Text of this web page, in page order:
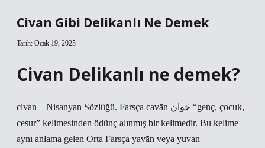
Civan Gibi Delikanlı Ne Demek
Tarih: Ocak 19, 2025
Civan Delikanlı ne demek?
civan – Nisanyan Sözlüğü. Farsça cavān جَوان “genç, çocuk,
cesur” kelimesinden ödünç alınmış bir kelimedir. Bu kelime
aynı anlama gelen Orta Farsça yavān veya yuvan